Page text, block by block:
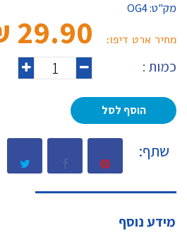
מק"ט:OG4
מחיר ארט דיפו: 29.90 ₪‎
כמות :
הוסף לסל
שתף:
מידע נוסף